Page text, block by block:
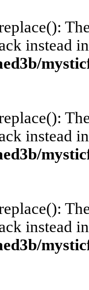
instead in
instead in
instead in